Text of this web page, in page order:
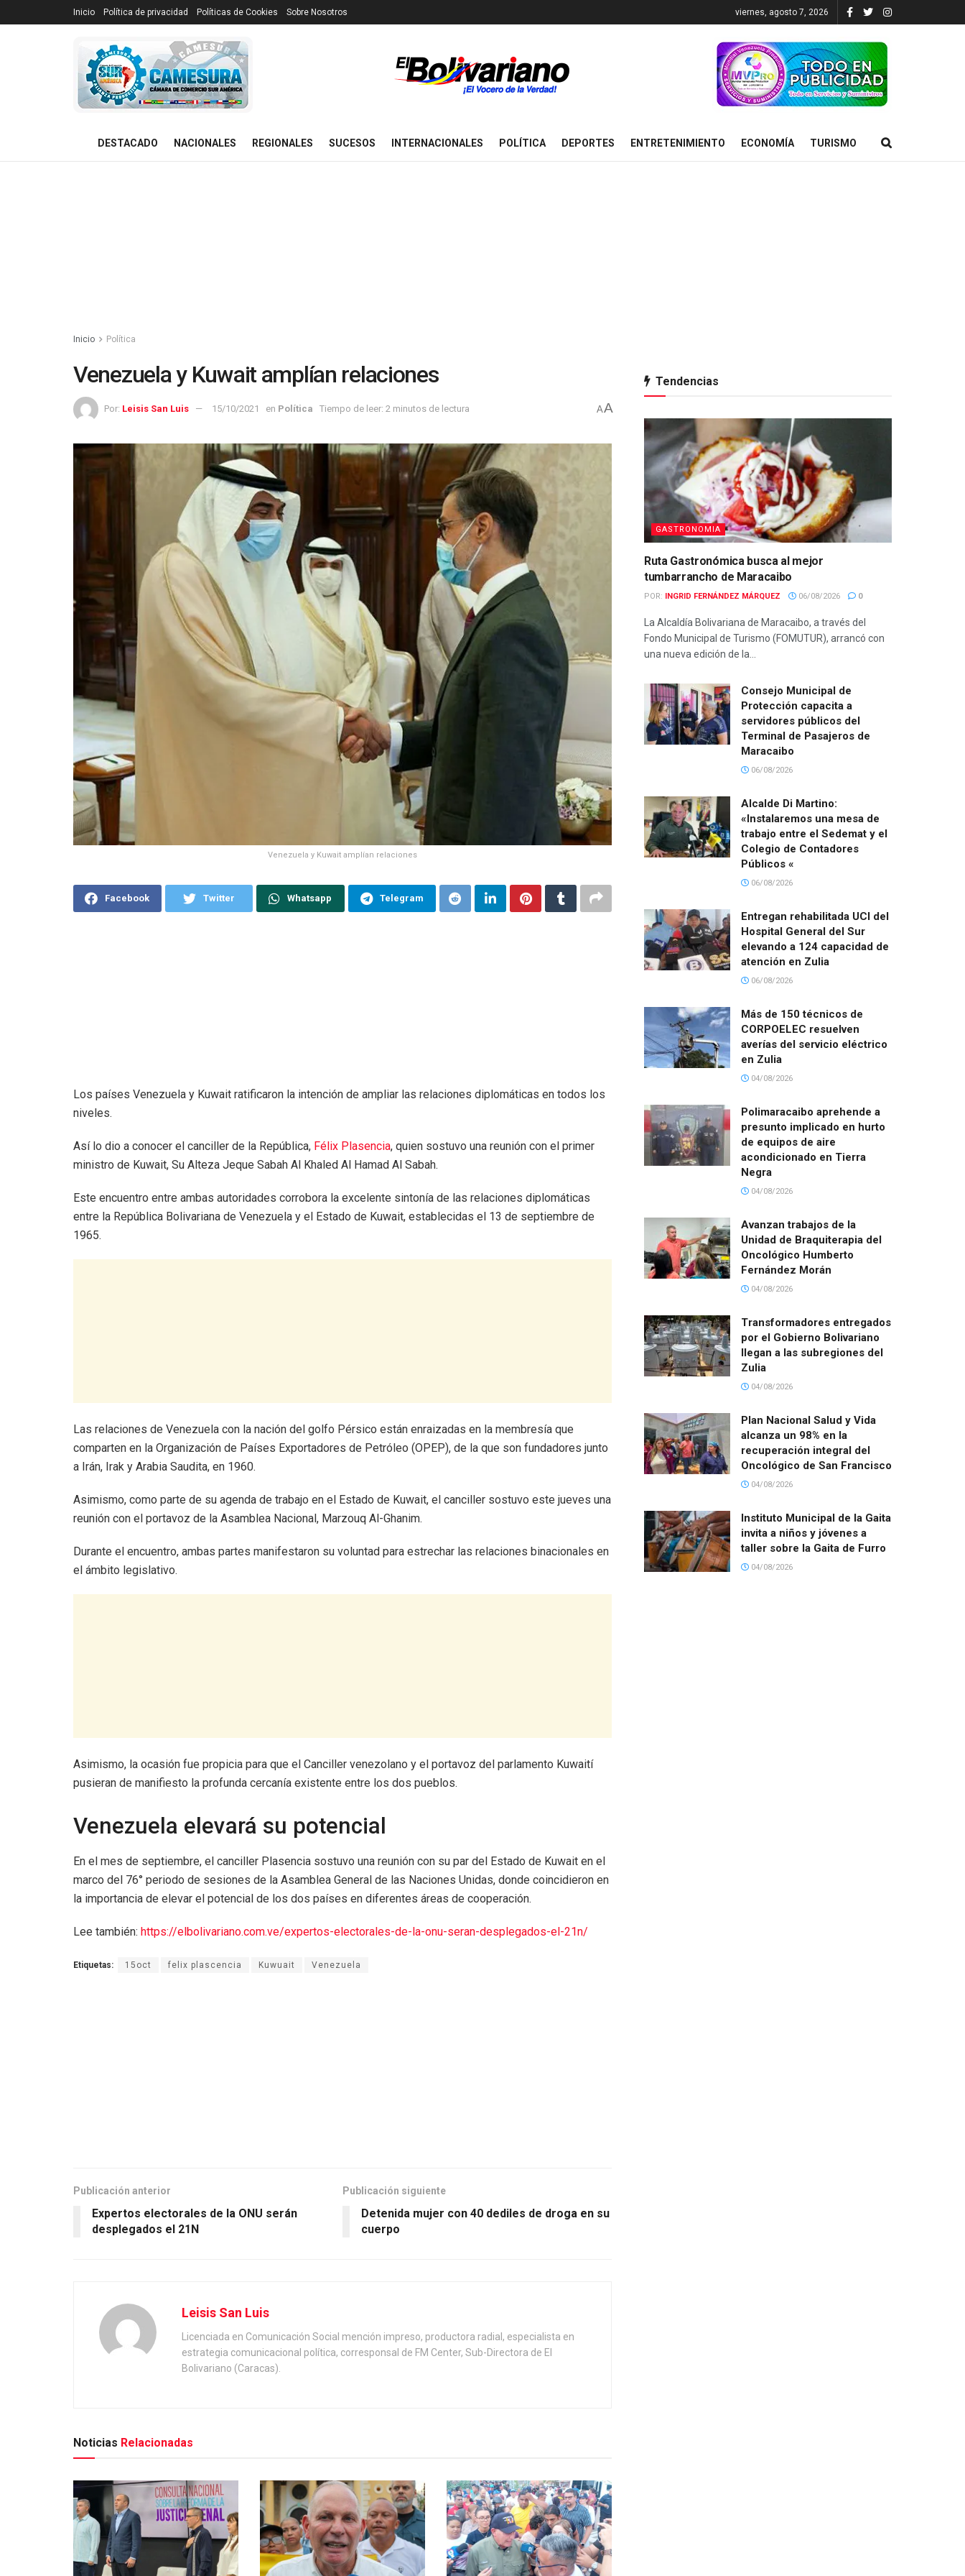
Inicio Política de privacidad Políticas de Cookies Sobre Nosotros viernes, agosto 7, 2026
DESTACADO NACIONALES REGIONALES SUCESOS INTERNACIONALES POLÍTICA DEPORTES ENTRETENIMIENTO ECONOMÍA TURISMO
Inicio Política
Venezuela y Kuwait amplían relaciones
Por: Leisis San Luis 15/10/2021 en Política Tiempo de leer: 2 minutos de lectura AA
Venezuela y Kuwait amplían relaciones
Facebook Twitter Whatsapp Telegram
Los países Venezuela y Kuwait ratificaron la intención de ampliar las relaciones diplomáticas en todos los
niveles.
Así lo dio a conocer el canciller de la República, Félix Plasencia, quien sostuvo una reunión con el primer
ministro de Kuwait, Su Alteza Jeque Sabah Al Khaled Al Hamad Al Sabah.
Este encuentro entre ambas autoridades corrobora la excelente sintonía de las relaciones diplomáticas
entre la República Bolivariana de Venezuela y el Estado de Kuwait, establecidas el 13 de septiembre de
1965.
Las relaciones de Venezuela con la nación del golfo Pérsico están enraizadas en la membresía que
comparten en la Organización de Países Exportadores de Petróleo (OPEP), de la que son fundadores junto
a Irán, Irak y Arabia Saudita, en 1960.
Asimismo, como parte de su agenda de trabajo en el Estado de Kuwait, el canciller sostuvo este jueves una
reunión con el portavoz de la Asamblea Nacional, Marzouq Al-Ghanim.
Durante el encuentro, ambas partes manifestaron su voluntad para estrechar las relaciones binacionales en
el ámbito legislativo.
Asimismo, la ocasión fue propicia para que el Canciller venezolano y el portavoz del parlamento Kuwaití
pusieran de manifiesto la profunda cercanía existente entre los dos pueblos.
Venezuela elevará su potencial
En el mes de septiembre, el canciller Plasencia sostuvo una reunión con su par del Estado de Kuwait en el
marco del 76° periodo de sesiones de la Asamblea General de las Naciones Unidas, donde coincidieron en
la importancia de elevar el potencial de los dos países en diferentes áreas de cooperación.
Lee también: https://elbolivariano.com.ve/expertos-electorales-de-la-onu-seran-desplegados-el-21n/
Etiquetas: 15oct felix plascencia Kuwuait Venezuela
Publicación anterior
Expertos electorales de la ONU serán
desplegados el 21N
Publicación siguiente
Detenida mujer con 40 dediles de droga en su
cuerpo
Leisis San Luis
Licenciada en Comunicación Social mención impreso, productora radial, especialista en
estrategia comunicacional política, corresponsal de FM Center, Sub-Directora de El
Bolivariano (Caracas).
Noticias Relacionadas
Tendencias
GASTRONOMIA
Ruta Gastronómica busca al mejor
tumbarrancho de Maracaibo
POR: INGRID FERNÁNDEZ MÁRQUEZ 06/08/2026 0
La Alcaldía Bolivariana de Maracaibo, a través del
Fondo Municipal de Turismo (FOMUTUR), arrancó con
una nueva edición de la...
Consejo Municipal de
Protección capacita a
servidores públicos del
Terminal de Pasajeros de
Maracaibo
06/08/2026
Alcalde Di Martino:
«Instalaremos una mesa de
trabajo entre el Sedemat y el
Colegio de Contadores
Públicos «
06/08/2026
Entregan rehabilitada UCI del
Hospital General del Sur
elevando a 124 capacidad de
atención en Zulia
06/08/2026
Más de 150 técnicos de
CORPOELEC resuelven
averías del servicio eléctrico
en Zulia
04/08/2026
Polimaracaibo aprehende a
presunto implicado en hurto
de equipos de aire
acondicionado en Tierra
Negra
04/08/2026
Avanzan trabajos de la
Unidad de Braquiterapia del
Oncológico Humberto
Fernández Morán
04/08/2026
Transformadores entregados
por el Gobierno Bolivariano
llegan a las subregiones del
Zulia
04/08/2026
Plan Nacional Salud y Vida
alcanza un 98% en la
recuperación integral del
Oncológico de San Francisco
04/08/2026
Instituto Municipal de la Gaita
invita a niños y jóvenes a
taller sobre la Gaita de Furro
04/08/2026